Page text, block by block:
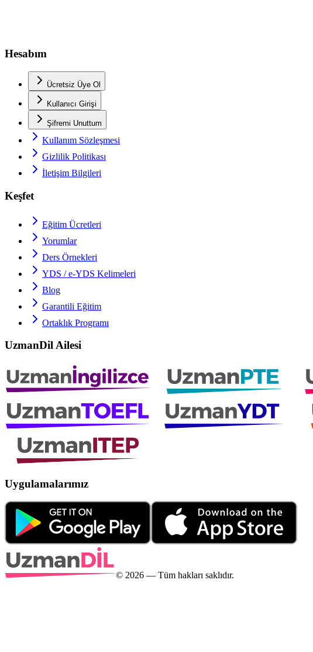
Hesabım
Ücretsiz Üye Ol
Kullanıcı Girişi
Şifremi Unuttum
Kullanım Sözleşmesi
Gizlilik Politikası
İletişim Bilgileri
Keşfet
Eğitim Ücretleri
Yorumlar
Ders Örnekleri
YDS / e-YDS Kelimeleri
Blog
Garantili Eğitim
Ortaklık Programı
UzmanDil Ailesi
Uygulamalarımız
© 2026 — Tüm hakları saklıdır.